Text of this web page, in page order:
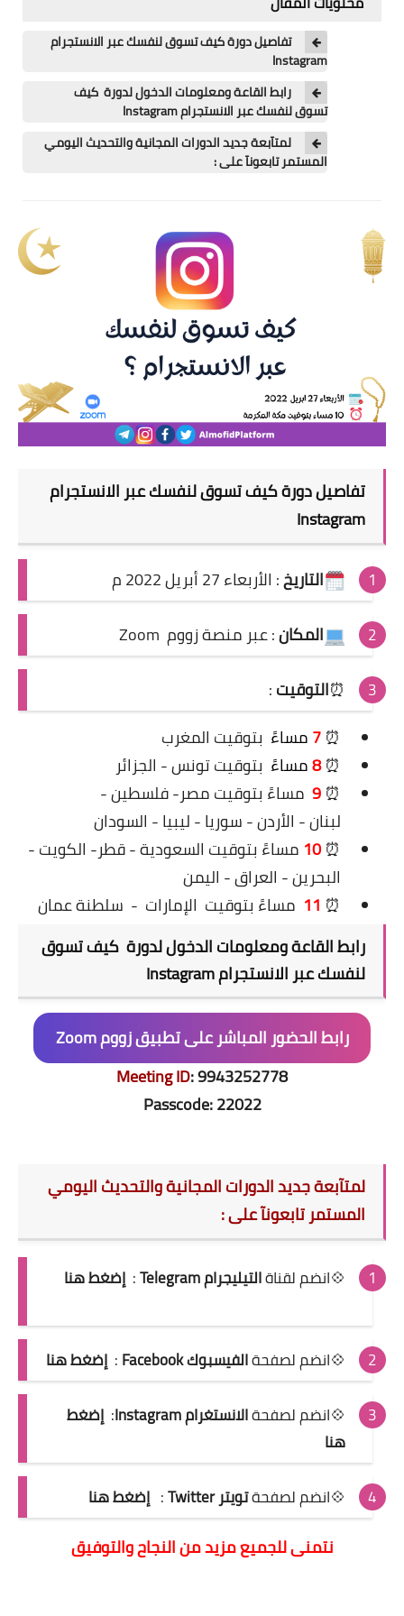
الوظيفة
إعلاميات
التعليم
تفاصيل دورة كيف تسوق لنفسك عبر الانستجرام
Instagram
رابط القاعة ومعلومات الدخول لدورة كيف
تسوق لنفسك عبر الانستجرام Instagram
لمتآبعة جديد الدورات المجانية والتحديث اليومي
المستمر تابعونآ على :
تفاصيلدورةكيف تسوق لنفسك عبر الانستجرام
Instagram
التاريخ: الأربعاء 27 أبريل 2022 م
المكان: عبر منصة زووم Zoom
⏰التوقيت:
⏰
7مساءً بتوقيت المغرب
⏰
8مساءً بتوقيت تونس - الجزائر
⏰
9 مساءً بتوقيت مصر- فلسطين -
لبنان - الأردن - سوريا - ليبيا - السودان
⏰
10 مساءً بتوقيت السعودية -قطر- الكويت -
البحرين - العراق - اليمن
⏰
11 مساءً بتوقيت الإمارات - سلطنة عمان
رابط القاعة ومعلومات الدخول لدورة كيف تسوق
لنفسك عبر الانستجرام Instagram
رابط الحضور المباشر علىتطبيق زووم Zoom
Meeting ID:9943252778
Passcode: 22022
لمتآبعة جديد الدورات المجانية والتحديث اليومي
المستمر تابعونآ على :
💠انضم لقناةالتيليجرام Telegram : إضغط هنا
💠انضم لصفحةالفيسبوك Facebook : إضغط هنا
💠انضم لصفحةالانستغرام Instagram : إضغط
هنا
💠انضم لصفحةتويتر Twitter : إضغط هنا
نتمنى للجميع مزيد من النجاح والتوفيق